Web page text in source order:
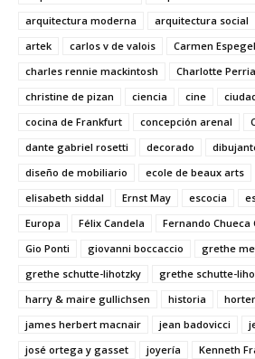
arquitectura moderna
arquitectura social
artek
carlos v de valois
Carmen
charles rennie mackintosh
Charlotte
christine de pizan
ciencia cine
cocina de Frankfurt
concepción arenal
dante gabriel rosetti
decorado
diseño de mobiliario
ecole de beaux arts
elisabeth siddal
Ernst May escocia
Europa
Félix Candela Fernando Chueca
Gio Ponti
giovanni boccaccio
grethe
grethe schutte-lihotzky
grethe schutte-
harry & maire gullichsen
historia
james herbert macnair
jean badovicci
josé ortega y gasset
joyería Kenneth